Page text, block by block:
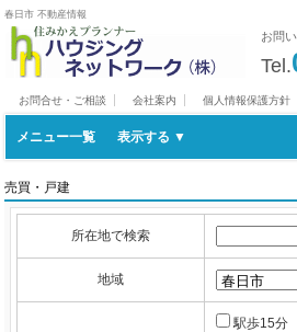
春日市 不動産情報
お問
Tel.
お問合せ・ご相談 会社案内 個人情報保護方針
メニュー一覧
売買・戸建
所在地で検索
地域
駅歩15分